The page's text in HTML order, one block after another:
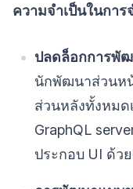
ความจำเป็นในกา
ปลดล็อกการพั
นักพัฒนาส่วนห
ส่วนหลังทั้งหม
GraphQL
ประกอบ UI ด้ว